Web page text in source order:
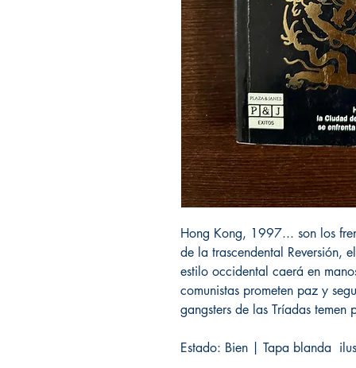
Hong Kong, 1997... son los
de la trascendental Reversión,
estilo occidental caerá en
comunistas prometen paz y
gangsters de las Tríadas temen
Estado: Bien | Tapa blanda